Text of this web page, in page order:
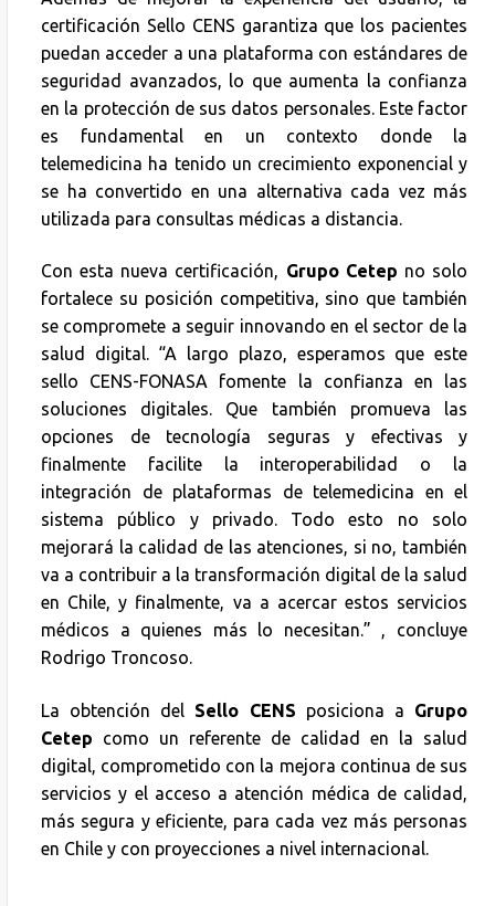
certificación Sello CENS garantiza que los pacientes
puedan acceder a una plataforma con estándares de
seguridad avanzados, lo que aumenta la confianza
en la protección de sus datos personales. Este factor
es fundamental en un contexto donde la
telemedicina ha tenido un crecimiento exponencial y
se ha convertido en una alternativa cada vez más
utilizada para consultas médicas a distancia.
Con esta nueva certificación, Grupo Cetep no solo
fortalece su posición competitiva, sino que también
se compromete a seguir innovando en el sector de la
salud digital. “A largo plazo, esperamos que este
sello CENS-FONASA fomente la confianza en las
soluciones digitales. Que también promueva las
opciones de tecnología seguras y efectivas y
finalmente facilite la interoperabilidad o la
integración de plataformas de telemedicina en el
sistema público y privado. Todo esto no solo
mejorará la calidad de las atenciones, si no, también
va a contribuir a la transformación digital de la salud
en Chile, y finalmente, va a acercar estos servicios
médicos a quienes más lo necesitan.” , concluye
Rodrigo Troncoso.
La obtención del Sello CENS posiciona a Grupo
Cetep como un referente de calidad en la salud
digital, comprometido con la mejora continua de sus
servicios y el acceso a atención médica de calidad,
más segura y eficiente, para cada vez más personas
en Chile y con proyecciones a nivel internacional.